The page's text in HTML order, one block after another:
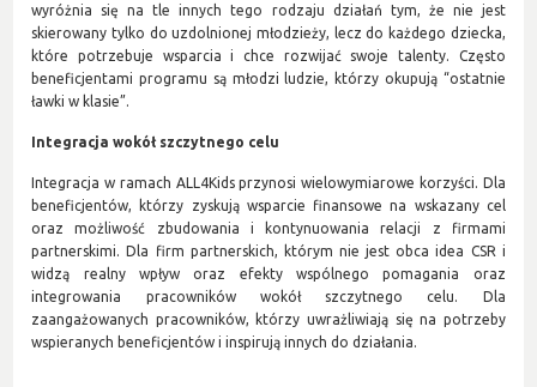
wyróżnia się na tle innych tego rodzaju działań tym, że nie jest
skierowany tylko do uzdolnionej młodzieży, lecz do każdego dziecka,
które potrzebuje wsparcia i chce rozwijać swoje talenty. Często
beneficjentami programu są młodzi ludzie, którzy okupują “ostatnie
ławki w klasie”.
Integracja wokół szczytnego celu
Integracja w ramach ALL4Kids przynosi wielowymiarowe korzyści. Dla
beneficjentów, którzy zyskują wsparcie finansowe na wskazany cel
oraz możliwość zbudowania i kontynuowania relacji z firmami
partnerskimi. Dla firm partnerskich, którym nie jest obca idea CSR i
widzą realny wpływ oraz efekty wspólnego pomagania oraz
integrowania pracowników wokół szczytnego celu. Dla
zaangażowanych pracowników, którzy uwrażliwiają się na potrzeby
wspieranych beneficjentów i inspirują innych do działania.